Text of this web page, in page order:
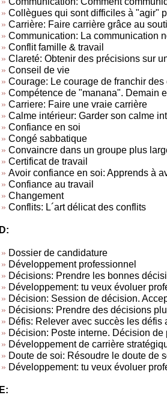
Collègues qui sont difficiles à "agir"
Carrière: Faire carrière grâce au
Communication: La communication
Conflit famille & travail
Clareté: Obtenir des précisions sur
Conseil de vie
Courage: Le courage de franchir
Compétence de "manana". Demain
Carriere: Faire une vraie carrière
Calme intérieur: Garder son calme
Confiance en soi
Congé sabbatique
Convaincre dans un groupe plus
Certificat de travail
Avoir confiance en soi: Apprends à
Confiance au travail
Changement
Conflits: L´art délicat des conflits
D:
Dossier de candidature
Développement professionnel
Décisions: Prendre les bonnes
Développement: tu veux évoluer
Décision: Session de décision.
Décisions: Prendre des décisions
Défis: Relever avec succès les défis
Décision: Poste interne. Décision de
Développement de carrière
Doute de soi: Résoudre le doute de
Développement: tu veux évoluer
E: